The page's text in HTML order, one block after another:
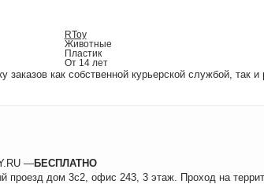
RToy
Животные
Пластик
От 14 лет
заказов как собственной курьерской службой, так
—БЕСПЛАТНО
проезд дом 3с2, офис 243, 3 этаж. Проход на